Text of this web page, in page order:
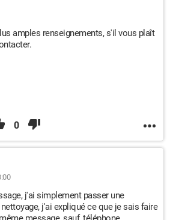
amples renseignements, s'il vous plaît
0
j'ai simplement passer une
j'ai expliqué ce que je sais faire